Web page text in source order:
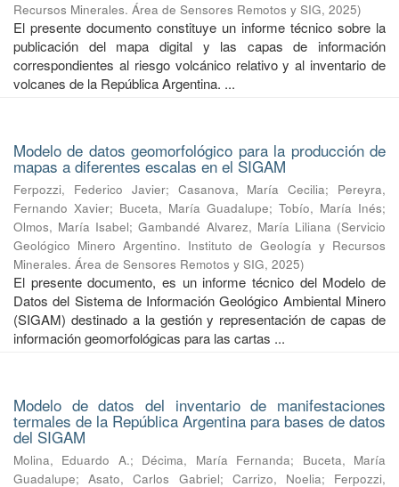
Recursos Minerales. Área de Sensores Remotos y SIG, 2025)
El presente documento constituye un informe técnico sobre la
publicación del mapa digital y las capas de información
correspondientes al riesgo volcánico relativo y al inventario de
volcanes de la República Argentina. ...
Modelo de datos geomorfológico para la producción de
mapas a diferentes escalas en el SIGAM
Ferpozzi, Federico Javier; Casanova, María Cecilia; Pereyra,
Fernando Xavier; Buceta, María Guadalupe; Tobío, María Inés;
Olmos, María Isabel;Gambandé Alvarez, María Liliana (Servicio
Geológico Minero Argentino. Instituto de Geología y Recursos
Minerales. Área de Sensores Remotos y SIG, 2025)
El presente documento, es un informe técnico del Modelo de
Datos del Sistema de Información Geológico Ambiental Minero
(SIGAM) destinado a la gestión y representación de capas de
información geomorfológicas para las cartas ...
Modelo de datos del inventario de manifestaciones
termales de la República Argentina para bases de datos
del SIGAM
Molina, Eduardo A.; Décima, María Fernanda; Buceta, María
Guadalupe;Asato, Carlos Gabriel; Carrizo, Noelia; Ferpozzi,